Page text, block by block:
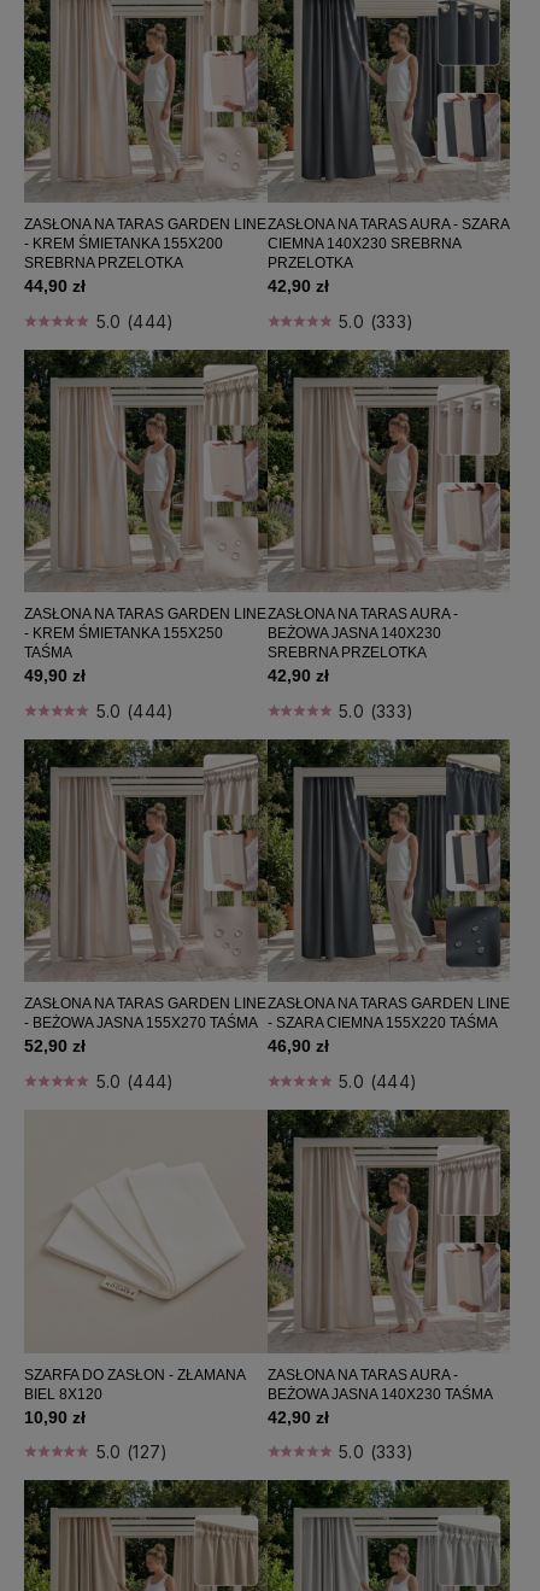
ZASŁONA NA TARAS GARDEN LINE
- KREM ŚMIETANKA 155X200
SREBRNA PRZELOTKA
44,90 zł
5.0 (444)
ZASŁONA NA TARAS AURA - SZARA
CIEMNA 140X230 SREBRNA
PRZELOTKA
42,90 zł
5.0 (333)
ZASŁONA NA TARAS GARDEN LINE
- KREM ŚMIETANKA 155X250
TAŚMA
49,90 zł
5.0 (444)
ZASŁONA NA TARAS AURA -
BEŻOWA JASNA 140X230
SREBRNA PRZELOTKA
42,90 zł
5.0 (333)
ZASŁONA NA TARAS GARDEN LINE
- BEŻOWA JASNA 155X270 TAŚMA
52,90 zł
5.0 (444)
ZASŁONA NA TARAS GARDEN LINE
- SZARA CIEMNA 155X220 TAŚMA
46,90 zł
5.0 (444)
SZARFA DO ZASŁON - ZŁAMANA
BIEL 8X120
10,90 zł
5.0 (127)
ZASŁONA NA TARAS AURA -
BEŻOWA JASNA 140X230 TAŚMA
42,90 zł
5.0 (333)